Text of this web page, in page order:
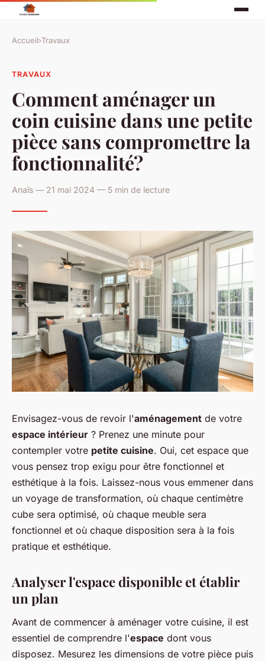
Accueil›Travaux
TRAVAUX
Comment aménager un
coin cuisine dans une petite
pièce sans compromettre la
fonctionnalité?
Anaïs — 21 mai 2024 — 5 min de lecture
Envisagez-vous de revoir l'aménagement de votre
espace intérieur ? Prenez une minute pour
contempler votre petite cuisine. Oui, cet espace que
vous pensez trop exigu pour être fonctionnel et
esthétique à la fois. Laissez-nous vous emmener dans
un voyage de transformation, où chaque centimètre
cube sera optimisé, où chaque meuble sera
fonctionnel et où chaque disposition sera à la fois
pratique et esthétique.
Analyser l'espace disponible et établir
un plan
Avant de commencer à aménager votre cuisine, il est
essentiel de comprendre l'espace dont vous
disposez. Mesurez les dimensions de votre pièce puis